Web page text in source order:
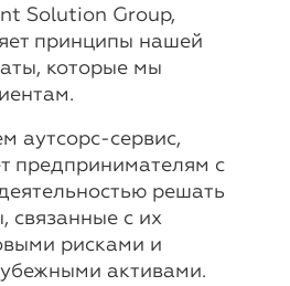
Solution Group,
принципы нашей
которые мы
аутсорс-сервис,
предпринимателям с
решать
связанные с их
рисками и
активами.